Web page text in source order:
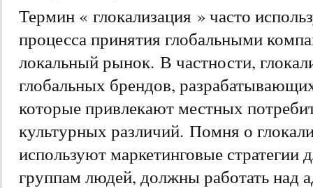
Термин « глокализация » часто
процесса принятия глобальными
локальный рынок. В частности,
глобальных брендов,
которые привлекают местных
культурных различий. Помня о
используют маркетинговые
группам людей, должны работать над